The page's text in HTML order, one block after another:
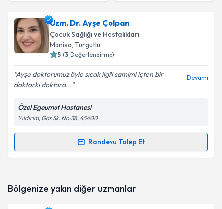
Uzm. Dr. Ayşe Çolpan
Çocuk Sağlığı ve Hastalıkları
Manisa, Turgutlu
5 (3 Değerlendirme)
Ayşe doktorumuz öyle sıcak ilgili samimi içten bir
doktorki doktora...
Devamı
Özel Egeumut Hastanesi
Yıldırım, Gar Sk. No:38, 45400
Randevu Talep Et
Randevu Takvimi Talebi
oluşturun. Size bu uzmandan randevu almanız için bir
Bölgenize yakın diğer uzmanlar